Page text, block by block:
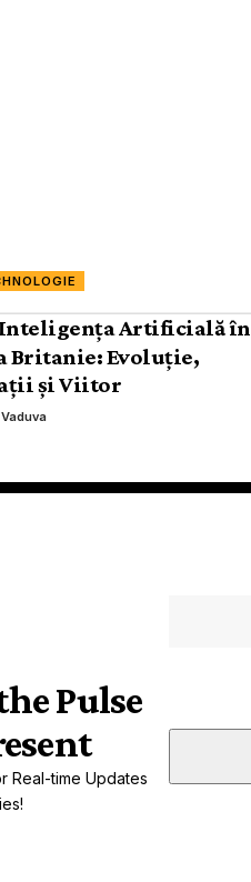
Artificială în
Britanie: Evoluție,
și Viitor
Pulse
Real-time Updates